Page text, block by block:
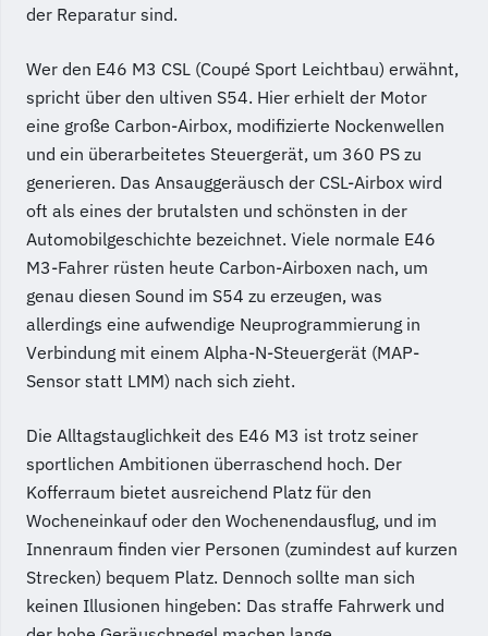
der Reparatur sind.
Wer den E46 M3 CSL (Coupé Sport Leichtbau) erwähnt,
spricht über den ultiven S54. Hier erhielt der Motor
eine große Carbon-Airbox, modifizierte Nockenwellen
und ein überarbeitetes Steuergerät, um 360 PS zu
generieren. Das Ansauggeräusch der CSL-Airbox wird
oft als eines der brutalsten und schönsten in der
Automobilgeschichte bezeichnet. Viele normale E46
M3-Fahrer rüsten heute Carbon-Airboxen nach, um
genau diesen Sound im S54 zu erzeugen, was
allerdings eine aufwendige Neuprogrammierung in
Verbindung mit einem Alpha-N-Steuergerät (MAP-
Sensor statt LMM) nach sich zieht.
Die Alltagstauglichkeit des E46 M3 ist trotz seiner
sportlichen Ambitionen überraschend hoch. Der
Kofferraum bietet ausreichend Platz für den
Wocheneinkauf oder den Wochenendausflug, und im
Innenraum finden vier Personen (zumindest auf kurzen
Strecken) bequem Platz. Dennoch sollte man sich
keinen Illusionen hingeben: Das straffe Fahrwerk und